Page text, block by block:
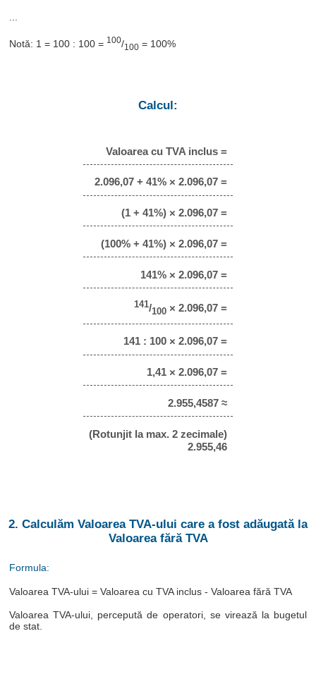
Notă: 1 = 100 : 100 = 100/100 = 100%
Calcul:
Valoarea cu TVA inclus =
2.096,07 + 41% × 2.096,07 =
(1 + 41%) × 2.096,07 =
(100% + 41%) × 2.096,07 =
141% × 2.096,07 =
141/100 × 2.096,07 =
141 : 100 × 2.096,07 =
1,41 × 2.096,07 =
2.955,4587 ≈
(Rotunjit la max. 2 zecimale)
2.955,46
2. Calculăm Valoarea TVA-ului care a fost adăugată la
Valoarea fără TVA
Formula:
Valoarea TVA-ului = Valoarea cu TVA inclus - Valoarea fără TVA
Valoarea TVA-ului, percepută de operatori, se virează la bugetul
de stat.